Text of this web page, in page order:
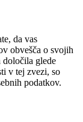
da vas
obvešča o svojih
določila glede
v tej zvezi, so
podatkov.